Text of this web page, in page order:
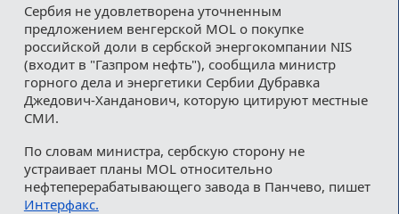
Контакты
Сербия не удовлетворена уточненным
предложением венгерской MOL о покупке
российской доли в сербской энергокомпании NIS
(входит в "Газпром нефть"), сообщила министр
горного дела и энергетики Сербии Дубравка
Джедович-Ханданович, которую цитируют местные
СМИ.
По словам министра, сербскую сторону не
устраивает планы MOL относительно
нефтеперерабатывающего завода в Панчево, пишет
Интерфакс.